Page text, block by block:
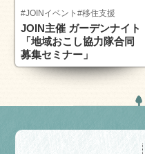
#JOINイベント#移住支援
JOIN主催 ガーデンナイト
「地域おこし協力隊合同
募集セミナー」